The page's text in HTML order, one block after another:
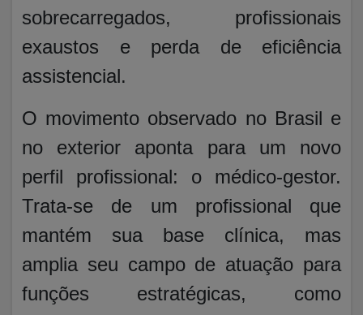
sobrecarregados, profissionais
exaustos e perda de eficiência
assistencial.
O movimento observado no Brasil e
no exterior aponta para um novo
perfil profissional: o médico-gestor.
Trata-se de um profissional que
mantém sua base clínica, mas
amplia seu campo de atuação para
funções estratégicas, como